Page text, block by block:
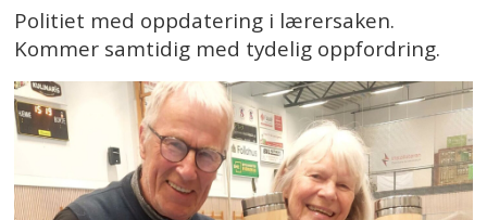
Politiet med oppdatering i lærersaken.
Kommer samtidig med tydelig oppfordring.